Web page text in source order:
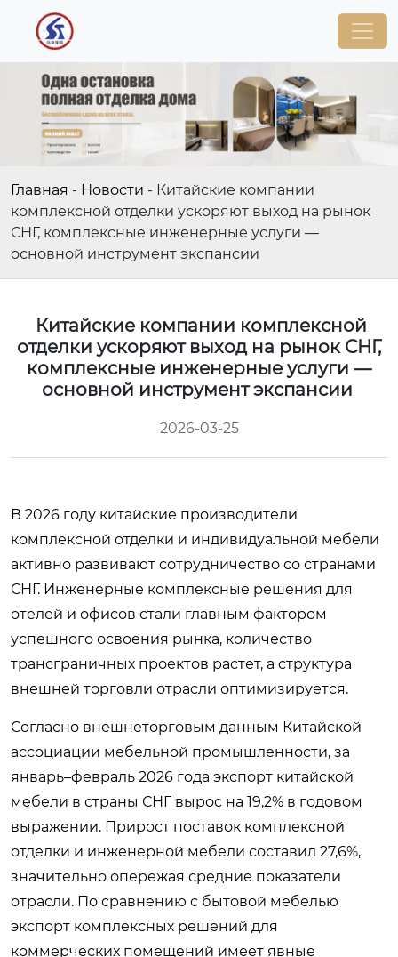
Главная - Новости - Китайские компании
комплексной отделки ускоряют выход на рынок
СНГ, комплексные инженерные услуги —
основной инструмент экспансии
Китайские компании комплексной
отделки ускоряют выход на рынок СНГ,
комплексные инженерные услуги —
основной инструмент экспансии
2026-03-25
В 2026 году китайские производители
комплексной отделки и индивидуальной мебели
активно развивают сотрудничество со странами
СНГ. Инженерные комплексные решения для
отелей и офисов стали главным фактором
успешного освоения рынка, количество
трансграничных проектов растет, а структура
внешней торговли отрасли оптимизируется.
Согласно внешнеторговым данным Китайской
ассоциации мебельной промышленности, за
январь–февраль 2026 года экспорт китайской
мебели в страны СНГ вырос на 19,2% в годовом
выражении. Прирост поставок комплексной
отделки и инженерной мебели составил 27,6%,
значительно опережая средние показатели
отрасли. По сравнению с бытовой мебелью
экспорт комплексных решений для
коммерческих помещений имеет явные